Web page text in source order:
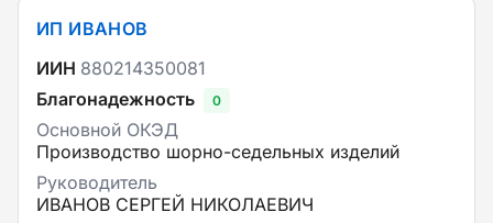
ИП ИВАНОВ
ИИН 880214350081
Благонадежность
0
Основной ОКЭД
Производство шорно-седельных изделий
Руководитель
ИВАНОВ СЕРГЕЙ НИКОЛАЕВИЧ